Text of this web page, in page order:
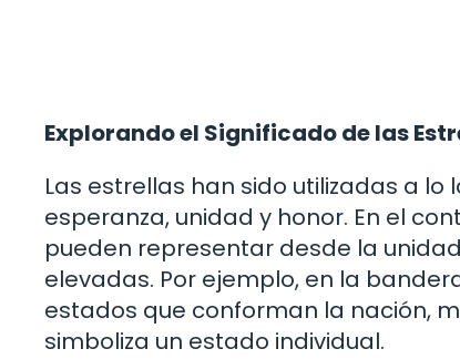
Explorando el Significado de las
Las estrellas han sido utilizadas a
esperanza, unidad y honor. En el
pueden representar desde la
elevadas. Por ejemplo, en la
estados que conforman la nación,
simboliza un estado individual.